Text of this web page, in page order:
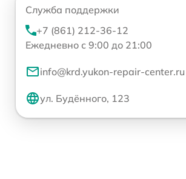
Служба поддержки
+7 (861) 212-36-12
Ежедневно с 9:00 до 21:00
info@krd.yukon-repair-center.ru
ул. Будённого, 123